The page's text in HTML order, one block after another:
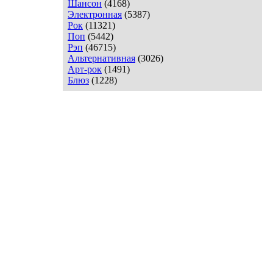
Шансон (4168)
Электронная (5387)
Рок (11321)
Поп (5442)
Рэп (46715)
Альтернативная (3026)
Арт-рок (1491)
Блюз (1228)